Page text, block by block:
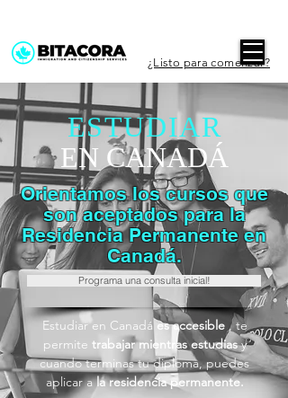
¿Listo para comenzar?
ESTUDIAR
EN CANADÁ
Orientamos los cursos que
son aceptados para la
Residencia Permanente en
Canadá.
Programa una consulta inicial!
Estudiar en Canadáes accesible , te
permite trabajar mientras estudiasy
cuando terminas tu diploma, puedes
aplicar ala residencia permanente.